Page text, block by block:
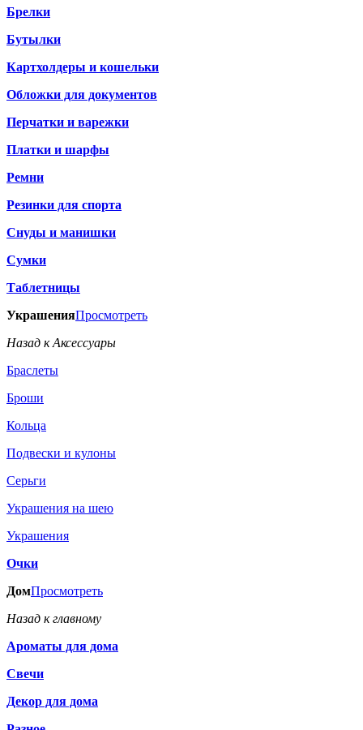
Брелки
Бутылки
Картхолдеры и кошельки
Обложки для документов
Перчатки и варежки
Платки и шарфы
Ремни
Резинки для спорта
Снуды и манишки
Сумки
Таблетницы
УкрашенияПросмотреть
Назад к Аксессуары
Браслеты
Броши
Кольца
Подвески и кулоны
Серьги
Украшения на шею
Украшения
Очки
ДомПросмотреть
Назад к главному
Ароматы для дома
Свечи
Декор для дома